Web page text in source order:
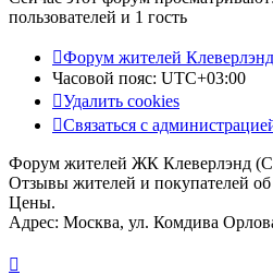
пользователей и 1 гость
Форум жителей Клеверлэнд
Часовой пояс: UTC+03:00
Удалить cookies
Связаться с
Форум жителей ЖК Клеверлэнд
Отзывы жителей и покупателей об
Цены.
Адрес: Москва, ул. Комдива